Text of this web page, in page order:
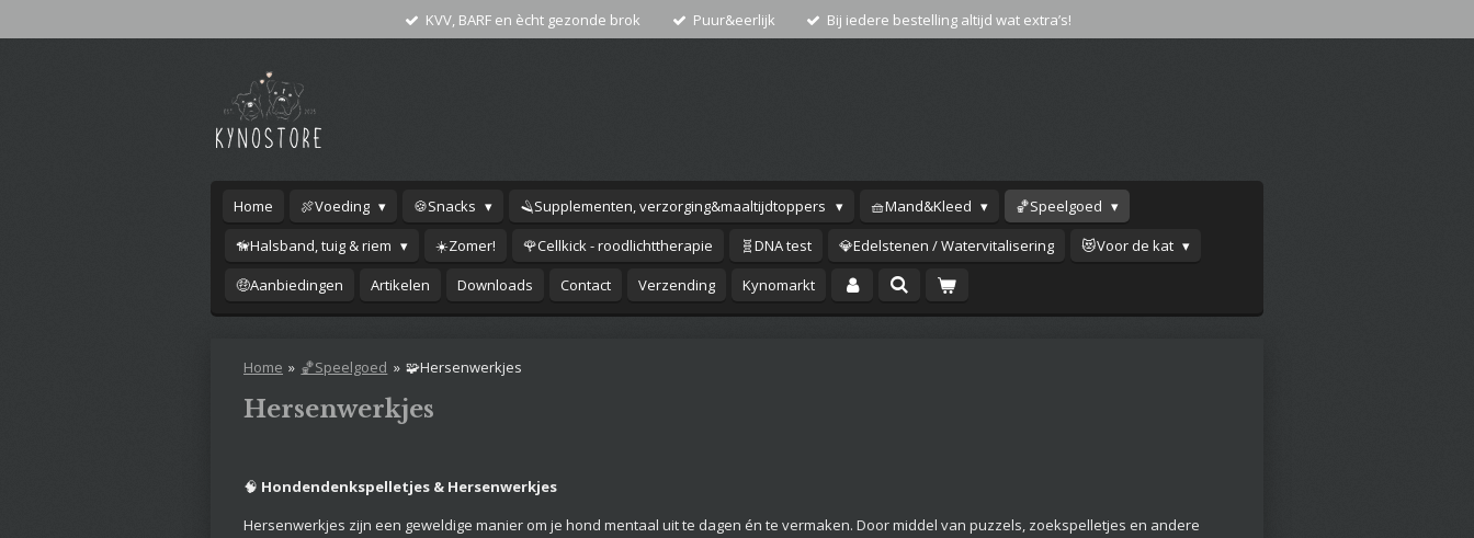
KVV, BARF en ècht gezonde brok Puur&eerlijk Bij iedere bestelling altijd wat extra’s!
Home 🍖Voeding 🍪Snacks 🪒Supplementen, verzorging&maaltijdtoppers 🧺Mand&Kleed
🏀Speelgoed
🦮Halsband, tuig & riem
☀️Zomer! 🌹Cellkick - roodlichttherapie 🧬DNA test 💎Edelstenen / Watervitalisering
😻Voor de kat
🤑Aanbiedingen
Artikelen Downloads Contact Verzending Kynomarkt
Home » 🏀Speelgoed » 🧩Hersenwerkjes
Hersenwerkjes
🧠 Hondendenkspelletjes & Hersenwerkjes
Hersenwerkjes zijn een geweldige manier om je hond mentaal uit te dagen én te vermaken. Door middel van puzzels, zoekspelletjes en andere